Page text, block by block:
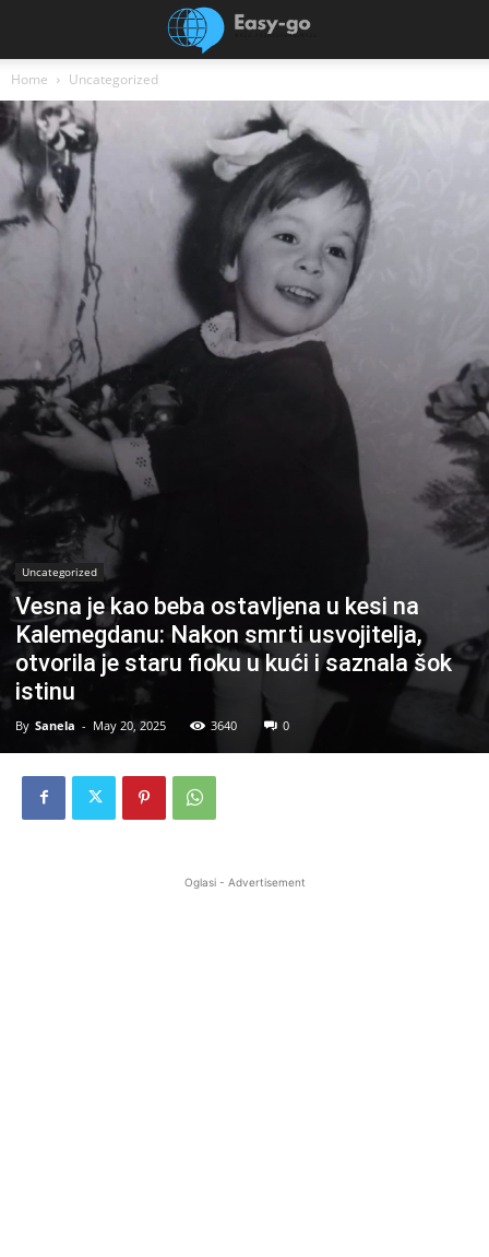
Home Uncategorized
Uncategorized
Vesna je kao beba ostavljena u kesi na
Kalemegdanu: Nakon smrti usvojitelja,
otvorila je staru fioku u kući i saznala šok
istinu
By Sanela - May 20, 2025 3640 0
Oglasi - Advertisement